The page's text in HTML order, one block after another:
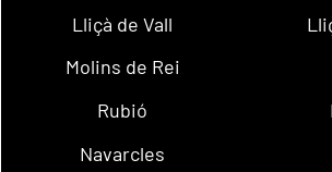
Lliçà de Vall
Molins de Rei
Rubió
Navarcles